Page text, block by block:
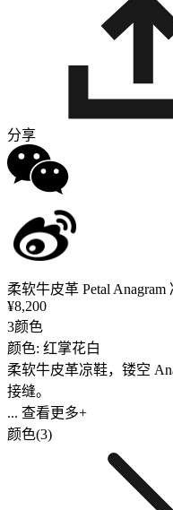
分享
柔软牛皮革 Petal Anagram
¥8,200
3颜色
颜色: 红掌花白
柔软牛皮革凉鞋，镂空
接缝。
... 查看更多+
颜色(3)